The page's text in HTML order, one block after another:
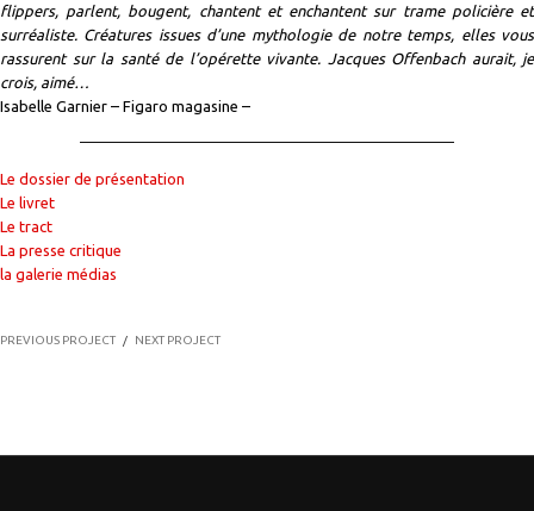
flippers, parlent, bougent, chantent et enchantent sur trame policière et
surréaliste. Créatures issues d’une mythologie de notre temps, elles vous
rassurent sur la santé de l’opérette vivante. Jacques Offenbach aurait, je
crois, aimé…
Isabelle Garnier – Figaro magasine –
Le dossier de présentation
Le livret
Le tract
La presse critique
la galerie médias
PREVIOUS PROJECT / NEXT PROJECT